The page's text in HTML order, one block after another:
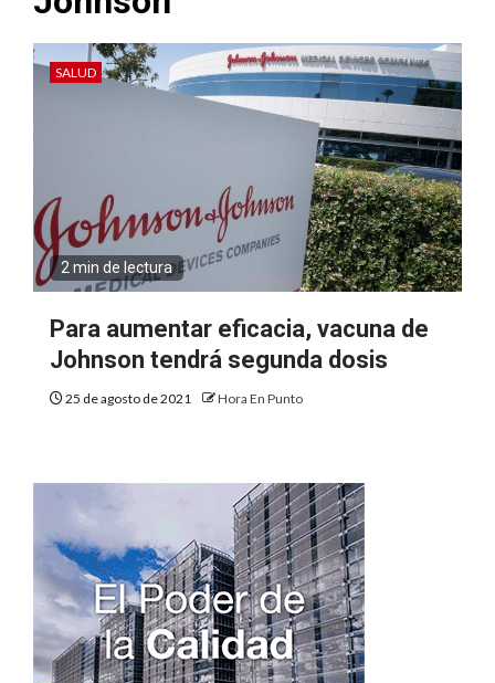
SALUD
2 min de lectura
Para aumentar eficacia, vacuna de
Johnson tendrá segunda dosis
25 de agosto de 2021 Hora En Punto